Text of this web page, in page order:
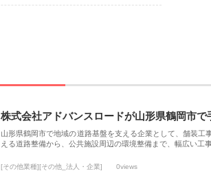
株式会社アドバンスロードが山形県鶴岡市
山形県鶴岡市で地域の道路基盤を支える企業として、舗装
える道路整備から、公共施設周辺の環境整備まで、幅広い工
[その他業種][その他_法人・企業] 0views